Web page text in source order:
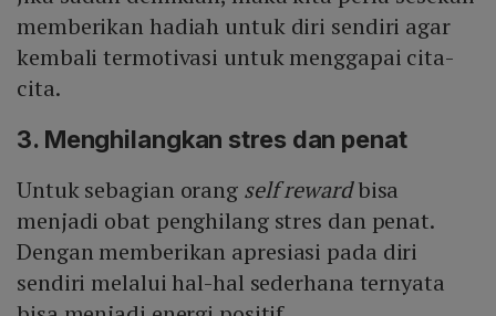
memberikan hadiah untuk diri sendiri agar
kembali termotivasi untuk menggapai cita-
cita.
3. Menghilangkan stres dan penat
Untuk sebagian orang self rewardbisa
menjadi obat penghilang stres dan penat.
Dengan memberikan apresiasi pada diri
sendiri melalui hal-hal sederhana ternyata